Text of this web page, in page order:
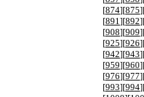
[874][875
[891 ][892
[908][909
[925][926
[942][943
[959][960
[976][977
[993][994